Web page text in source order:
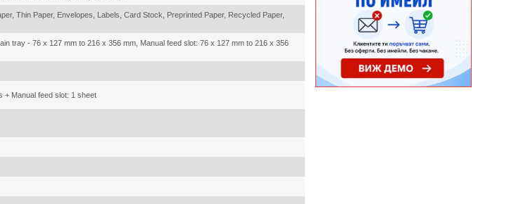
Thin Paper, Envelopes, Labels, Card Stock, Preprinted Paper, Recycled Paper,
tray - 76 x 127 mm to 216 x 356 mm, Manual feed slot: 76 x 127 mm to 216 x 356
+ Manual feed slot: 1 sheet